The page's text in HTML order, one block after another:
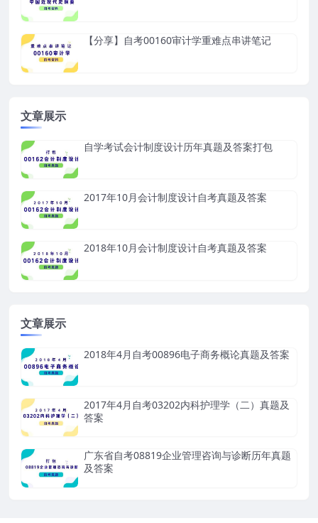
【分享】自考00160审计学重难点串讲笔记
文章展示
自学考试会计制度设计历年真题及答案打包
2017年10月会计制度设计自考真题及答案
2018年10月会计制度设计自考真题及答案
文章展示
2018年4月自考00896电子商务概论真题及答案
2017年4月自考03202内科护理学（二）真题及
答案
广东省自考08819企业管理咨询与诊断历年真题
及答案